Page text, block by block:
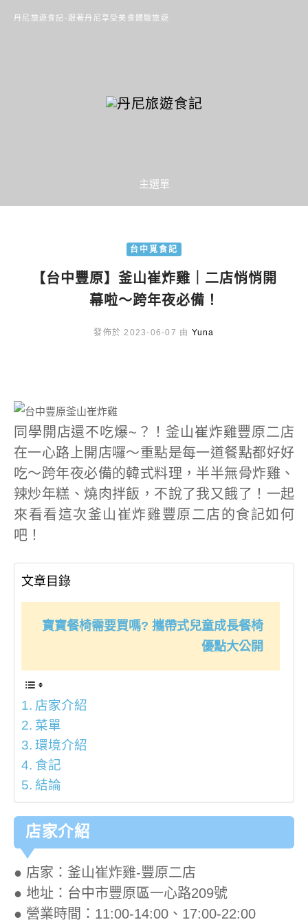
丹尼旅遊食記-跟著丹尼享受美食體驗旅遊
主選單
台中覓食記
【台中豐原】釜山崔炸雞｜二店悄悄開
幕啦～跨年夜必備！
發佈於 2023-06-07 由 Yuna
同學開店還不吃爆~？！釜山崔炸雞豐原二店
在一心路上開店囉～重點是每一道餐點都好好
吃～跨年夜必備的韓式料理，半半無骨炸雞、
辣炒年糕、燒肉拌飯，不說了我又餓了！一起
來看看這次釜山崔炸雞豐原二店的食記如何
吧！
文章目錄
寶寶餐椅需要買嗎? 攜帶式兒童成長餐椅
優點大公開
店家介紹
菜單
環境介紹
食記
結論
店家介紹
● 店家：釜山崔炸雞-豐原二店
● 地址：台中市豐原區一心路209號
● 營業時間：11:00-14:00、17:00-22:00